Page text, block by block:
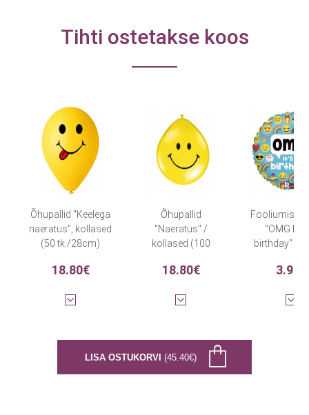
Tihti ostetakse koos
Õhupallid "Keelega
naeratus", kollased
(50 tk./28cm)
18.80€
Õhupallid
"Naeratus" /
kollased (100
18.80€
Fooliumist
"OMG
birthday"
3.90€
LISA OSTUKORVI (45.40€)